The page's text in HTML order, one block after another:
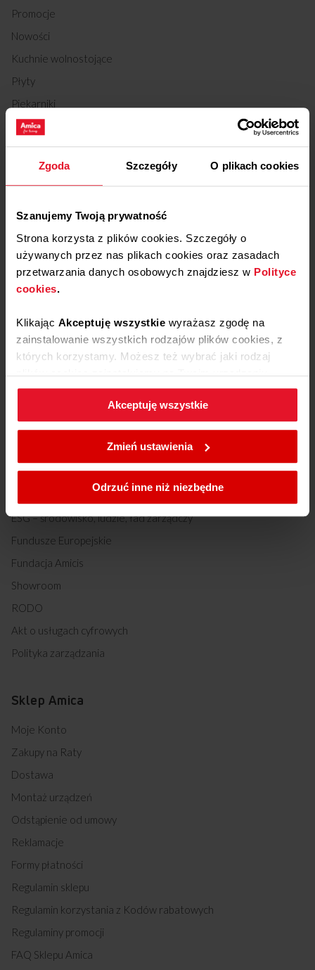
Zgoda Szczegóły O plikach cookies
Szanujemy Twoją prywatność
Strona korzysta z plików cookies. Szczegóły o
używanych przez nas plikach cookies oraz zasadach
przetwarzania danych osobowych znajdziesz w Polityce
cookies.
Klikając Akceptuję wszystkie wyrażasz zgodę na
zainstalowanie wszystkich rodzajów plików cookies, z
których korzystamy. Możesz też wybrać jaki rodzaj
plików cookies zainstalujemy na Twoim urządzeniu,
klikającZmień ustawienia.
W każdej chwili możesz zmienić wybrane przez Ciebie
ustawienia plików cookies wchodząc w zakładkę
Akceptuję wszystkie
Zmień ustawienia
Odrzuć inne niż niezbędne
Promocje
Nowości
Kuchnie wolnostojące
Płyty
Piekarniki
Okapy
Lodówki
Chłodziarki do wina
Pralki
Suszarki
Kuchenki mikrofalowe
Małe AGD kuchenne
O nas
Amica Group
Kariera
Relacje inwestorskie
ESG – środowisko, ludzie, ład zarządczy
Fundusze Europejskie
Fundacja Amicis
Showroom
RODO
Akt o usługach cyfrowych
Polityka zarządzania
Sklep Amica
Moje Konto
Zakupy na Raty
Dostawa
Montaż urządzeń
Odstąpienie od umowy
Reklamacje
Formy płatności
Regulamin sklepu
Regulamin korzystania z Kodów rabatowych
Regulaminy promocji
FAQ Sklepu Amica